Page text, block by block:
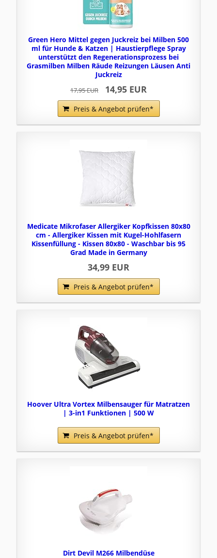
Green Hero Mittel gegen Juckreiz bei Milben 500
ml für Hunde & Katzen | Haustierpflege Spray
unterstützt den Regenerationsprozess bei
Grasmilben Milben Räude Reizungen Läusen Anti
Juckreiz
17,95 EUR 14,95 EUR
Preis & Angebot prüfen*
Medicate Mikrofaser Allergiker Kopfkissen 80x80
cm - Allergiker Kissen mit Kugel-Hohlfasern
Kissenfüllung - Kissen 80x80 - Waschbar bis 95
Grad Made in Germany
34,99 EUR
Preis & Angebot prüfen*
Hoover Ultra Vortex Milbensauger für Matratzen
| 3-in1 Funktionen | 500 W
Preis & Angebot prüfen*
Dirt Devil M266 Milbendüse